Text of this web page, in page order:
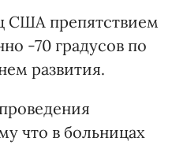
США препятствием
-70 градусов по
развития.
что в больницах